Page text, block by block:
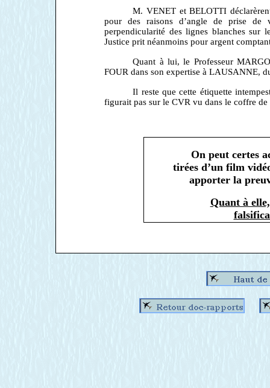
M. VENET et BELOTTI
pour des raisons d’angle de prise de
perpendicularité des lignes blanches sur
Justice prit néanmoins pour argent
Quant à lui, le Professeur
FOUR dans son expertise à LAUSANNE,
Il reste que cette étiquette
figurait pas sur le CVR vu dans le coffre
On peut certes
tirées d’un film
apporter la
Quant à